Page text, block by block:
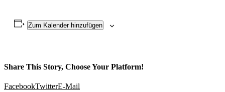
Zum Kalender hinzufügen
Share This Story, Choose Your Platform!
FacebookTwitterE-Mail